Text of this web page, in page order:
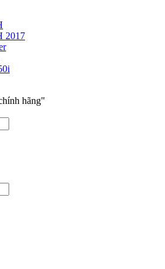
2017
hãng"